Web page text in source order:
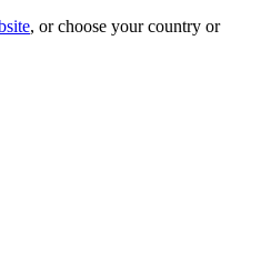
, or choose your country or